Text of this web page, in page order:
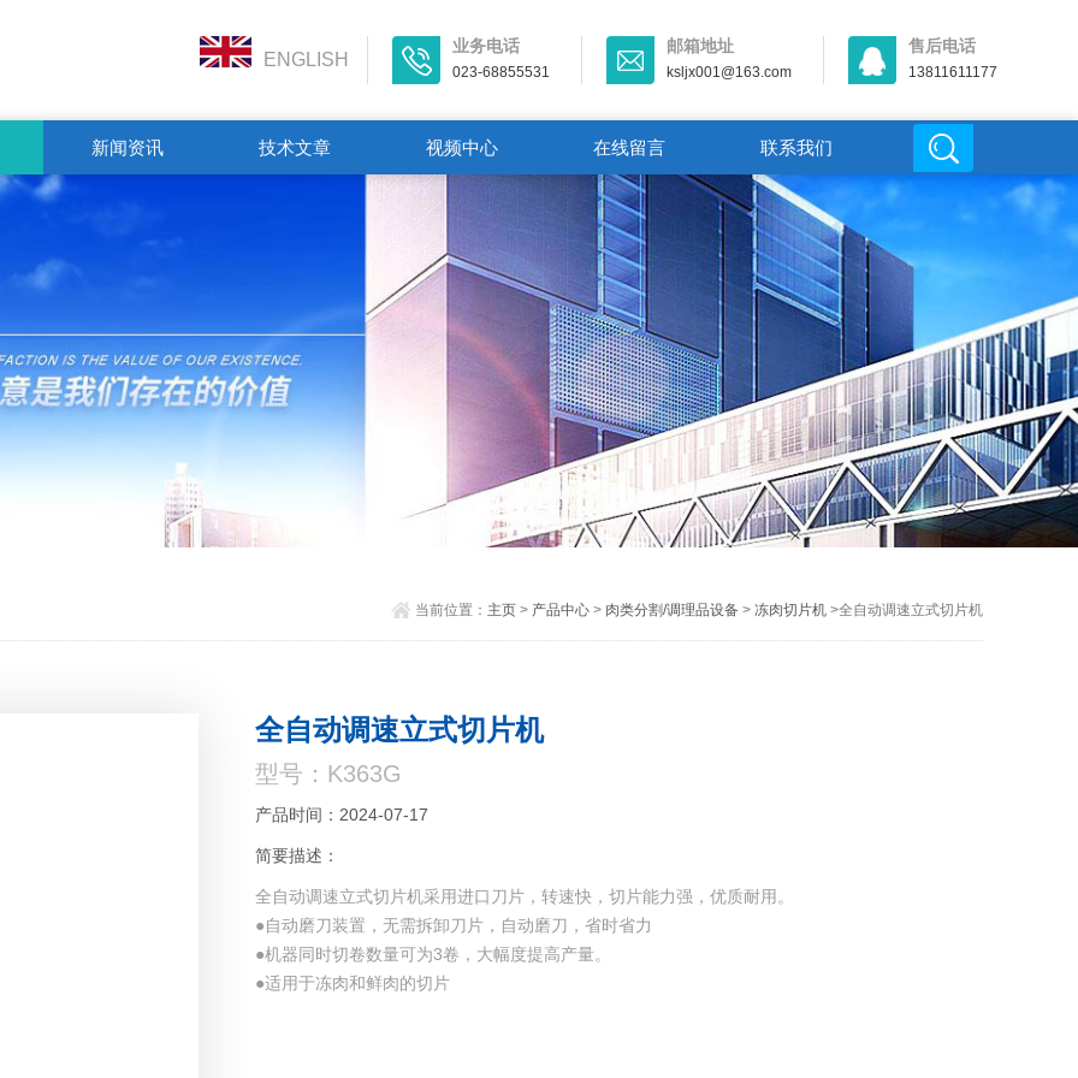
业务电话
023-68855531
邮箱地址
ksljx001@163.com
售后电话
13811611177
ENGLISH
新闻资讯 技术文章 视频中心 在线留言 联系我们
当前位置： 主页> 产品中心> 肉类分割/调理品设备> 冻肉切片机>全自动调速立式切片机
全自动调速立式切片机
型号：K363G
产品时间：2024-07-17
简要描述：
全自动调速立式切片机采用进口刀片，转速快，切片能力强，优质耐用。
●自动磨刀装置，无需拆卸刀片，自动磨刀，省时省力
●机器同时切卷数量可为3卷，大幅度提高产量。
●适用于冻肉和鲜肉的切片